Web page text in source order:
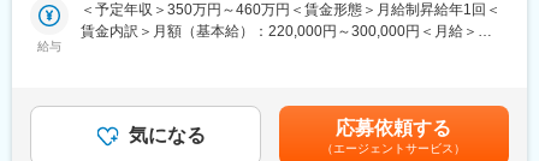
※パートスタッフは主に簡易作業（盛り付け・パック詰め）を担当
するため、社員は「加工・売場づくり」の中核を担っていただき
全従業員の幸せを追求するとともに、お客様と地域社会に貢献し
続ける企業を目指しているため、従業員のワークライフバランス
せします。
★慣れたら陳列を工夫したり、イベントのアイデアを練ったり商
給与
＜予定年収＞350万円～460万円＜賃金形態＞月給制昇給年1回＜
賃金内訳＞月額（基本給）：220,000円～300,000円＜月給＞
主任（月給30万円＋賞与）・710万円／次長・バイヤー（月給38
万円＋賞与＋職責手当）・870万円／店長・課長（月給53万円+職
気になる 応募依頼する
（エージェントサービス）